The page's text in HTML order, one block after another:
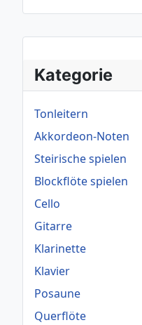
Kategorie
Tonleitern
Akkordeon-Noten
Steirische spielen
Blockflöte spielen
Cello
Gitarre
Klarinette
Klavier
Posaune
Querflöte